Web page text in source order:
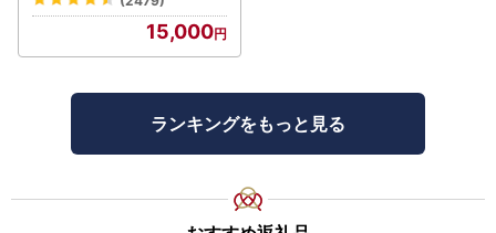
15,000
ランキングをもっと見る